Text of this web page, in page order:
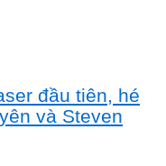
đầu tiên, hé
và Steven